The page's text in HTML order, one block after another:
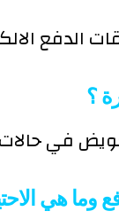
الدفع
؟
في
وما هي